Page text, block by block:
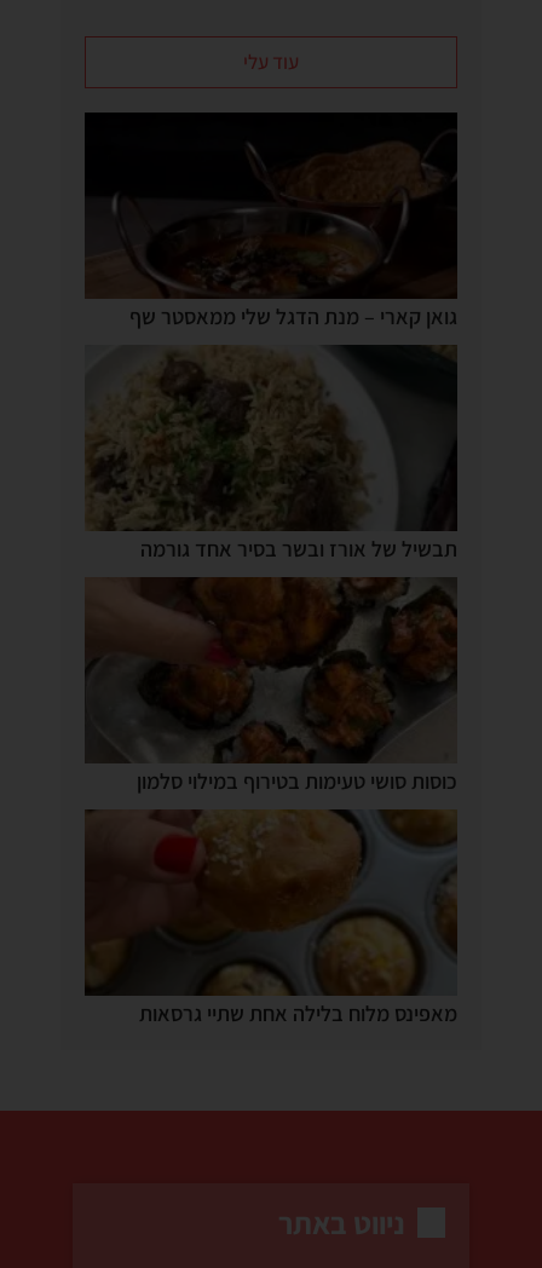
עוד עלי
גואן קארי – מנת הדגל שלי ממאסטר שף
תבשיל של אורז ובשר בסיר אחד גורמה
כוסות סושי טעימות בטירוף במילוי סלמון
מאפינס מלוח בלילה אחת שתיי גרסאות
ניווט באתר